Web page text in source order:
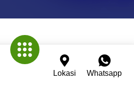
Lokasi Whatsapp